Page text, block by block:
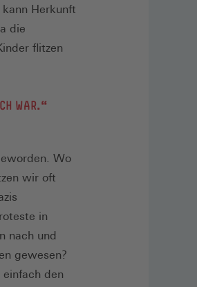
Herkunft
die
flitzen
WAR.“
Wo
wir oft
in
nach und
gewesen?
den